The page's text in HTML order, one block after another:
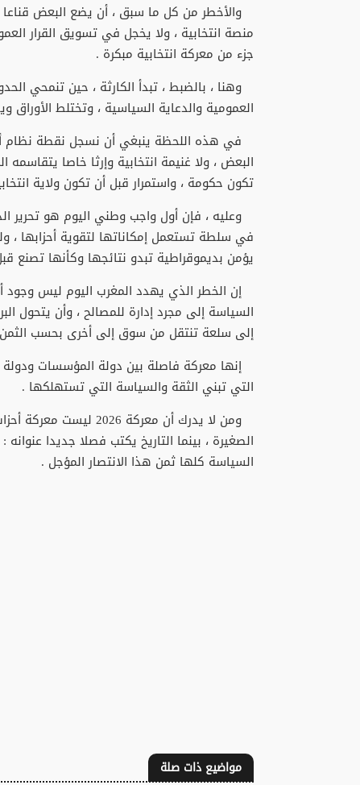
والأخطر من كل ما سبق ، أن يضع البعض
منصة انتخابية ، ولا يخجل في تسويق القرار
جزء من معركة انتخابية مبكرة .
وهنا ، بالضبط ، تبدأ الكارثة ، حين تنمحي
العمومية والدعاية السياسية ، وتختلط
في هذه اللحظة ينبغي أن نسجل نقطة نظام
البعض ، ولا غنيمة انتخابية وإرثا خاصا
تكون حكومة ، واستمرار قبل أن تكون ولاية
وعليه ، فإن أول واجب وطني اليوم هو تحرير
في سلطة تستعمل إمكاناتها لتقوية أحزابها
يؤمن بديموقراطية تبدو نتائجها وكأنها تصنع
إن الخطر الذي يهدد المغرب اليوم ليس وجود
السياسة إلى مجرد إدارة للمصالح ، وأن يتحول
إلى سلعة تنتقل من سوق إلى أخرى بحسب
إنها معركة فاصلة بين دولة المؤسسات ودولة
التي تبني الثقة والسياسة التي تستهلكها .
ومن لا يدرك أن معركة
الصغيرة ، بينما التاريخ يكتب فصلا جديدا
السياسة كلها ثمن هذا الانتصار المؤجل .
مواضيع ذات صلة